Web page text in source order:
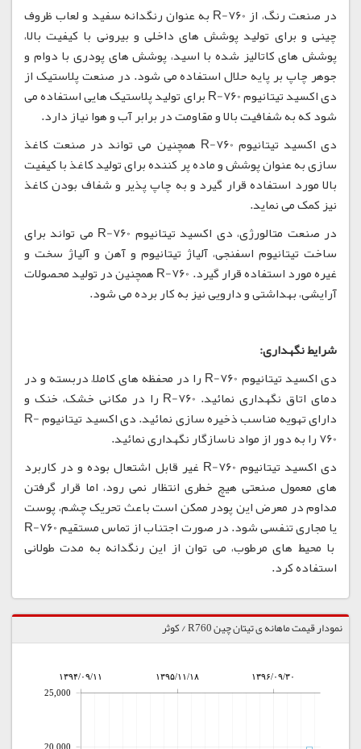
در صنعت رنگ، از R-760 به عنوان رنگدانه سفید و لعاب ظروف
چینی و برای تولید پوشش های داخلی و بیرونی با کیفیت بالا،
پوشش های کاتالیز شده با اسید، پوشش های پودری با دوام و
جوهر چاپ بر پایه حلال استفاده می شود. در صنعت پلاستیک از
دی اکسید تیتانیوم R-760 برای تولید پلاستیک هایی استفاده می
شود که به شفافیت بالا و مقاومت در برابر آب و هوا نیاز دارد.
دی اکسید تیتانیوم R-760 همچنین می تواند در صنعت کاغذ
سازی به عنوان پوشش و ماده پر کننده برای تولید کاغذ با کیفیت
بالا مورد استفاده قرار گیرد و به چاپ پذیر و شفاف بودن کاغذ
نیز کمک می نماید.
در صنعت متالورژی، دی اکسید تیتانیوم R-760 می تواند برای
ساخت تیتانیوم اسفنجی، آلیاژ تیتانیوم و آهن و آلیاژ سخت و
غیره مورد استفاده قرار گیرد. R-760 همچنین در تولید محصولات
آرایشی، بهداشتی و دارویی نیز به کار برده می شود.
شرایط نگهداری:
دی اکسید تیتانیوم R-760 را در محفظه های کاملاً دربسته و در
دمای اتاق نگهداری نمائید. R-760 را در مکانی خشک، خنک و
دارای تهویه مناسب ذخیره سازی نمائید. دی اکسید تیتانیوم R-
760 را به دور از مواد ناسازگار نگهداری نمائید.
دی اکسید تیتانیوم R-760 غیر قابل اشتعال بوده و در کاربرد
های معمول صنعتی هیچ خطری انتظار نمی رود، اما قرار گرفتن
مداوم در معرض این پودر ممکن است باعث تحریک چشم، پوست
یا مجاری تنفسی شود. در صورت اجتناب از تماس مستقیم R-760
با محیط های مرطوب، می توان از این رنگدانه به مدت طولانی
استفاده کرد.
نمودار قیمت ماهانه ی تیتان چین R760 / کوثر
۱۳۹۴/۰۹/۱۱ ۱۳۹۵/۱۱/۱۸ ۱۳۹۶/۰۹/۳۰
20,000
25,000